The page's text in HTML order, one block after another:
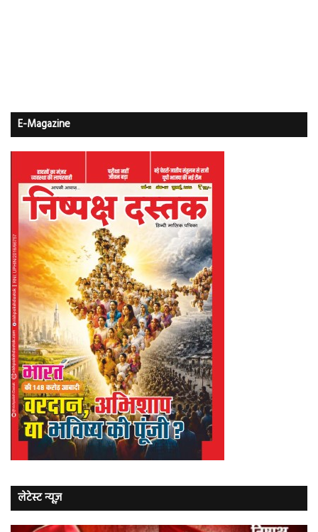
E-Magazine
लेटेस्ट न्यूज़